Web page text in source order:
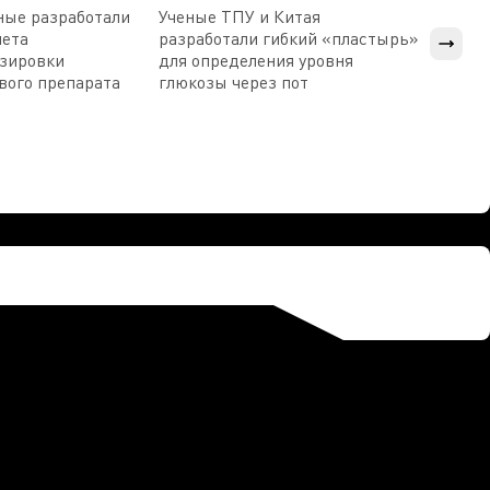
разработали
препарата
Ученые ТПУ и Китая
разработали гибкий «пластырь»
для определения уровня
глюкозы через пот